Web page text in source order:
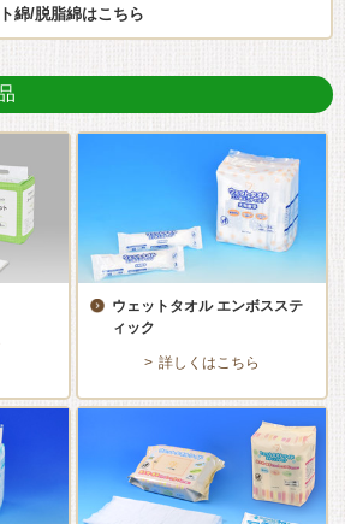
綿/脱脂綿はこちら
ウェットタオル エンボスステ
ィック
詳しくはこちら